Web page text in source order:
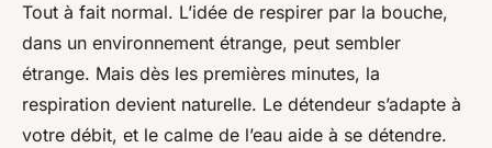
Tout à fait normal. L’idée de respirer par la bouche,
dans un environnement étrange, peut sembler
étrange. Mais dès les premières minutes, la
respiration devient naturelle. Le détendeur s’adapte à
votre débit, et le calme de l’eau aide à se détendre.